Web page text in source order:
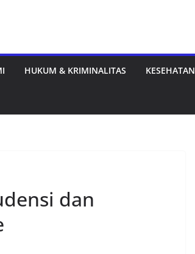
HUKUM & KRIMINALITAS KESEHATAN
dan